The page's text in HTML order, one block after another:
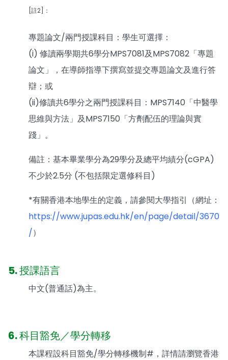
[註2]：
專題論文/兩門授課科目：學生可選擇：
(i) 修讀兩學期共6學分MPS7081及MPS7082「專題
論文」，在導師指導下撰寫並提交專題論文及進行答
辯；或
(ii)修讀共6學分之兩門授課科目：MPS7140「中醫學
思維與方法」及MPS7150「方劑配伍的理論與實
踐」。
備註：基本畢業學分為29學分及總平均績分(cGPA)
不少於2.5分 (不包括限定選修科目)
*有關香港本地學生的定義，請參閱大學指引（網址：
https://www.jupas.edu.hk/en/page/detail/3670
/）
5. 授課語言
中文(普通話)為主。
6. 科目豁免／學分轉移
本課程設科目豁免/學分轉移機制#，詳情請瀏覽香港